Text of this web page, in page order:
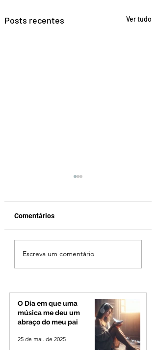
Posts recentes Ver tudo
Ciclone bomba no Sul
de vento e calor
Alto Paranaíba
Comentários
Escreva um comentário
O Dia em que uma
música me deu um
abraço do meu pai
25 de mai. de 2025